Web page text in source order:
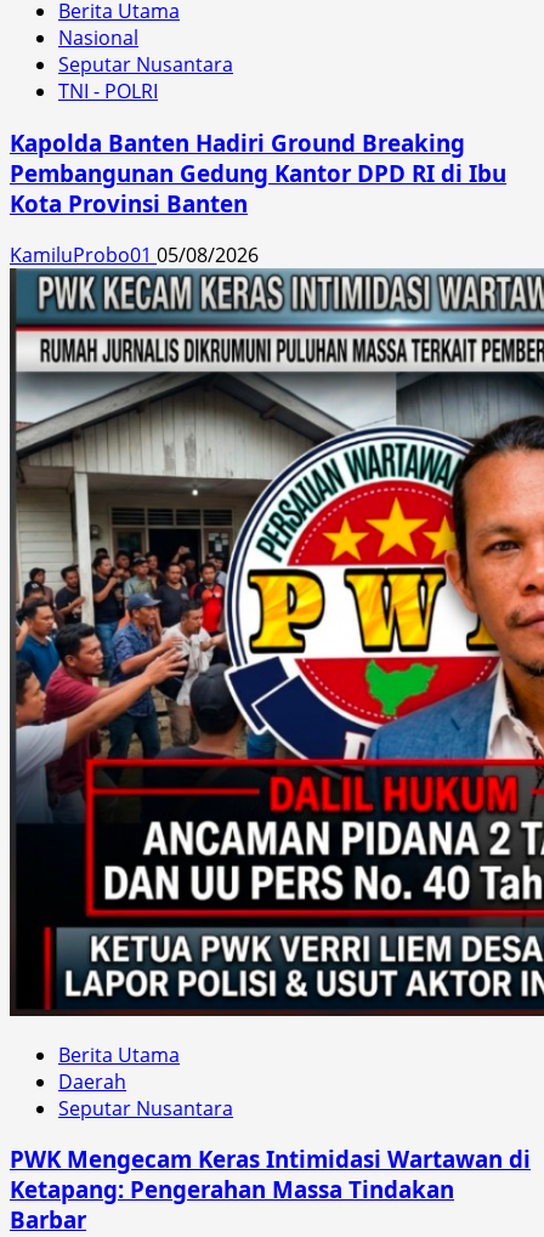
Berita Utama
Nasional
Seputar Nusantara
TNI - POLRI
Kapolda Banten Hadiri Ground Breaking
Pembangunan Gedung Kantor DPD RI di Ibu
Kota Provinsi Banten
KamiluProbo01 05/08/2026
Berita Utama
Daerah
Seputar Nusantara
PWK Mengecam Keras Intimidasi Wartawan di
Ketapang: Pengerahan Massa Tindakan
Barbar